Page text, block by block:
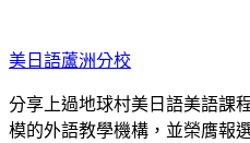
至
主
要
內
美日語蘆洲分校
分享上過地球村美日語美語課
模的外語教學機構，並榮膺報